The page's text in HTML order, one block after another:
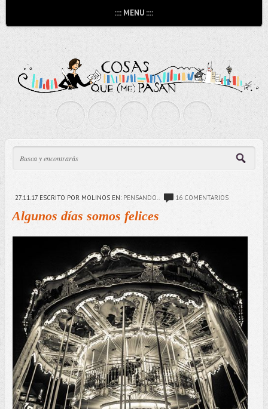
:::: MENU ::::
27.11.17ESCRITO POR MOLINOS EN: PENSANDO.. 16 COMENTARIOS
Algunos días somos felices